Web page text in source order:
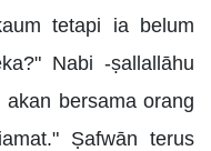
tetapi ia belum
Nabi -ṣallallāhu
bersama orang
Ṣafwān terus